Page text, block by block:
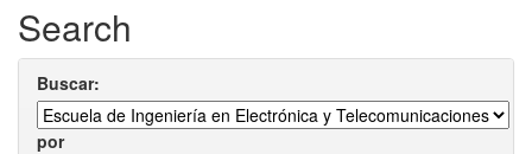
Search
Buscar:
por